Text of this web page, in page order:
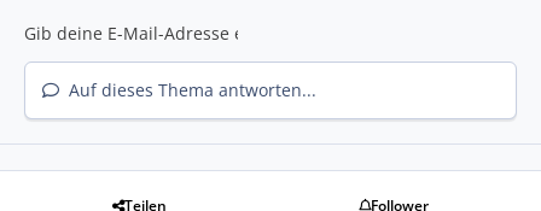
Auf dieses Thema antworten...
Teilen Follower